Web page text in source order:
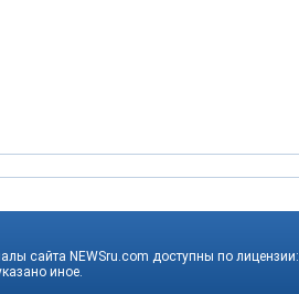
сайта NEWSru.com доступны по лицензии:
иное.